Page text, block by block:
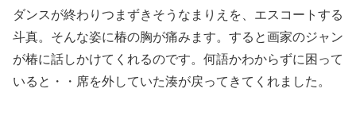
ダンスが終わりつまずきそうなまりえを、エスコートする
斗真。そんな姿に椿の胸が痛みます。すると画家のジャン
が椿に話しかけてくれるのです。何語かわからずに困って
いると・・席を外していた湊が戻ってきてくれました。